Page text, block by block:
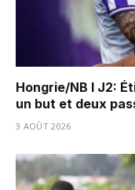
Hongrie/NB I J2:
un but et deux
3 AOÛT 2026